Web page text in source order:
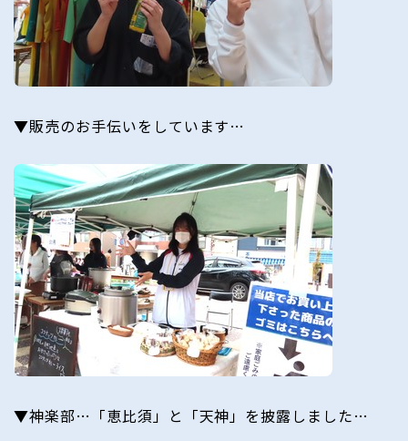
▼販売のお手伝いをしています…
▼神楽部…「恵比須」と「天神」を披露しました…